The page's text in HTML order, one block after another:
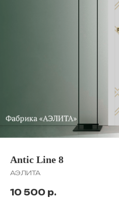
Antic Line 8
АЭЛИТА
10 500 р.